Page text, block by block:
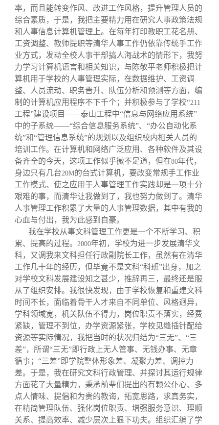
率，而且能转变作风、改进工作风格，提升管理人员的
综合素质，于是，我把主要精力用在研究人事政策法规
和人事信息计算机管理上。在每年打印教职工花名册、
工资调整、教师提职等清华人事工作仍依靠传统手工作
业方式，发动全校人事干部搞人海战术的情形下，我努
力学习计算机语言和相关知识，与陈敬平老师积极把计
算机用于学校的人事管理实际，在数据维护、工资调
整、人员流动、职务晋升、队伍分析和预测等方面，编
制的计算机应用程序不下千个；并积极参与了学校“211
工程”建设项目——泰山工程中“信息与网络应用系统”
中的子系统——“综合信息服务系统”、“办公自动化系
统”和“管理信息系统”的规划以及组织校内相关人员的
培训工作。在计算机和网络广泛应用、各种软件及其设
备齐全的今天，这项工作似乎微不足道，但在80年代，
身边只有几台20M的台式计算机，要改变常规手工作业
工作模式、使之应用于人事管理工作实践却是一项十分
艰难的事，而清华让我做到了，我也努力做到了。清华
人事管理工作积累了大量的人事管理数据，其中有我的
心血与付出，我为此感到自豪。
我在学校从事文科管理工作更是一个不断学习、积
累、提高的过程。
2000年初，学校为进一步发展清华文
科，又调我来文科担任行政副院长工作，虽然有在清华
工作几十年的经历，但毕竟不是文科“科班”出身，加之
对学校文科发展建设知之甚少，推辞再三，最终还是服
从了组织安排。我很快发现，由于学校恢复和重建文科
时间不长，面临着骨干人才来自不同单位、风格迥异，
学科领域宽，机关队伍不得力，岗位职责不落实，经费
紧缺，管理不到位，办学资源紧张，学校见缝插针配给
资源等实际情况，我把当时的状况归结为“三无”、“三
差”，所谓“三无”即行政上无人管事、无钱办事、无章
循事；“三差”即学院整体形象差、凝聚力差、调控力
差。于是，我在研究文科行政管理、并探讨其运行规律
方面花了大量精力，秉承前辈们提出的有颗公仆心、多
点人情味、提倡和为贵的教诲，拓宽思路，求真务实，
在精简管理队伍、强化岗位职责、增强服务意识、理顺
关系、提高效率、减少层次上狠下功夫。组织汇编了学